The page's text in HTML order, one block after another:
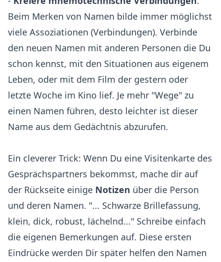
Beim Merken von Namen bilde immer möglichst
viele Assoziationen (Verbindungen). Verbinde
den neuen Namen mit anderen Personen die Du
schon kennst, mit den Situationen aus eigenem
Leben, oder mit dem Film der gestern oder
letzte Woche im Kino lief. Je mehr "Wege" zu
einen Namen führen, desto leichter ist dieser
Name aus dem Gedächtnis abzurufen.
Ein cleverer Trick: Wenn Du eine Visitenkarte des
Gesprächspartners bekommst, mache dir auf
der Rückseite einige Notizen über die Person
und deren Namen. "... Schwarze Brillefassung,
klein, dick, robust, lächelnd..." Schreibe einfach
die eigenen Bemerkungen auf. Diese ersten
Eindrücke werden Dir später helfen den Namen